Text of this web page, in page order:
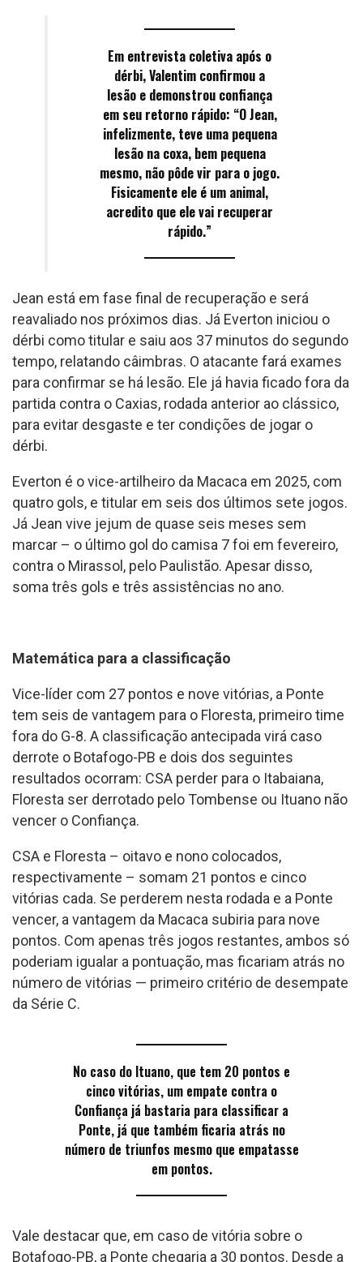
Em entrevista coletiva após o
dérbi, Valentim confirmou a
lesão e demonstrou confiança
em seu retorno rápido: “O Jean,
infelizmente, teve uma pequena
lesão na coxa, bem pequena
mesmo, não pôde vir para o jogo.
Fisicamente ele é um animal,
acredito que ele vai recuperar
rápido.”
Jean está em fase final de recuperação e será
reavaliado nos próximos dias. Já Everton iniciou o
dérbi como titular e saiu aos 37 minutos do segundo
tempo, relatando câimbras. O atacante fará exames
para confirmar se há lesão. Ele já havia ficado fora da
partida contra o Caxias, rodada anterior ao clássico,
para evitar desgaste e ter condições de jogar o
dérbi.
Everton é o vice-artilheiro da Macaca em 2025, com
quatro gols, e titular em seis dos últimos sete jogos.
Já Jean vive jejum de quase seis meses sem
marcar – o último gol do camisa 7 foi em fevereiro,
contra o Mirassol, pelo Paulistão. Apesar disso,
soma três gols e três assistências no ano.
Matemática para a classificação
Vice-líder com 27 pontos e nove vitórias, a Ponte
tem seis de vantagem para o Floresta, primeiro time
fora do G-8. A classificação antecipada virá caso
derrote o Botafogo-PB e dois dos seguintes
resultados ocorram: CSA perder para o Itabaiana,
Floresta ser derrotado pelo Tombense ou Ituano não
vencer o Confiança.
CSA e Floresta – oitavo e nono colocados,
respectivamente – somam 21 pontos e cinco
vitórias cada. Se perderem nesta rodada e a Ponte
vencer, a vantagem da Macaca subiria para nove
pontos. Com apenas três jogos restantes, ambos só
poderiam igualar a pontuação, mas ficariam atrás no
número de vitórias — primeiro critério de desempate
da Série C.
No caso do Ituano, que tem 20 pontos e
cinco vitórias, um empate contra o
Confiança já bastaria para classificar a
Ponte, já que também ficaria atrás no
número de triunfos mesmo que empatasse
em pontos.
Vale destacar que, em caso de vitória sobre o
Botafogo-PB, a Ponte chegaria a 30 pontos. Desde a